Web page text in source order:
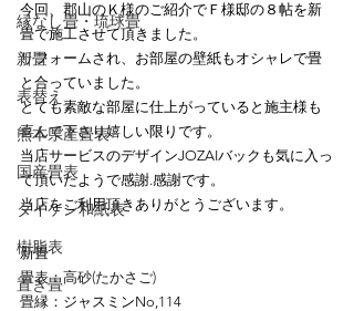
縁なし畳・琉球畳
新畳
表替え
熊本県産畳表
国産畳表
ダイケン和紙表
樹脂表
置き畳
今回、郡山のＫ様のご紹介でＦ様邸の８帖を新
畳で施工させて頂きました。
リフォームされ、お部屋の壁紙もオシャレで畳
と合っていました。
とても素敵な部屋に仕上がっていると施主様も
喜んで下さり嬉しい限りです。
当店サービスのデザインJOZAIバックも気に入っ
て頂いたようで感謝.感謝です。
当店をご利用頂きありがとうございます。
新畳
畳表：高砂(たかさご)
畳縁： ジャスミンNo,114